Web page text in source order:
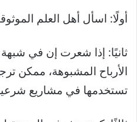
أولًا: اسأل أهل العلم
ثانيًا: إذا شعرت إن في
الأرباح المشبوهة، ممكن
تستخدمها في مشاريع